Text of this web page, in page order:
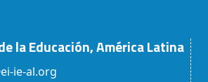
la Educación, América Latina
ie-al.org